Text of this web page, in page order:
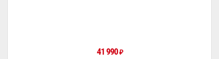
41 990₽